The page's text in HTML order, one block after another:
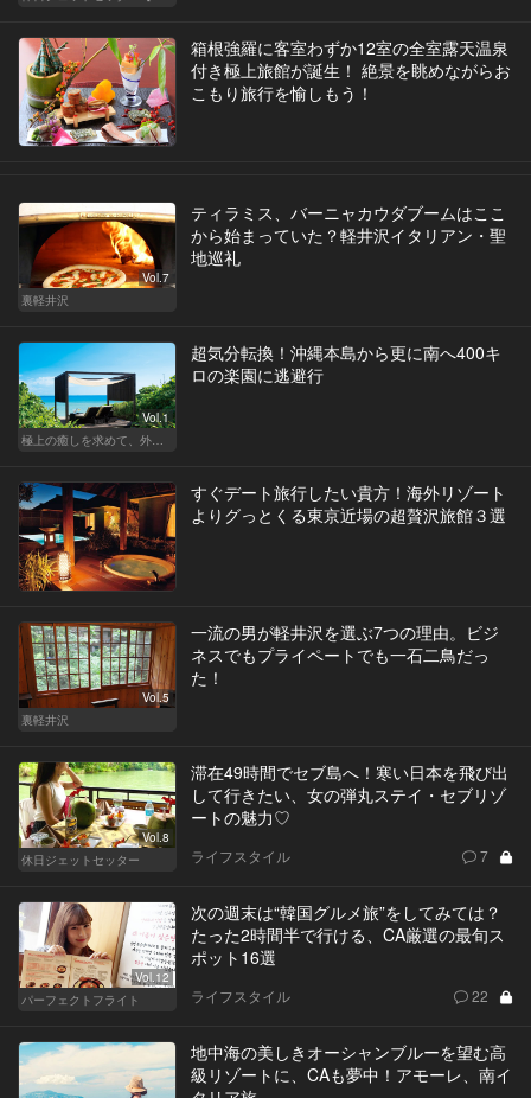
箱根強羅に客室わずか12室の全室露天温泉
付き極上旅館が誕生！ 絶景を眺めながらお
こもり旅行を愉しもう！
Vol.7
裏軽井沢
ティラミス、バーニャカウダブームはここ
から始まっていた？軽井沢イタリアン・聖
地巡礼
Vol.1
超気分転換！沖縄本島から更に南へ400キ
ロの楽園に逃避行
すぐデート旅行したい貴方！海外リゾート
よりグっとくる東京近場の超贅沢旅館３選
Vol.5
裏軽井沢
一流の男が軽井沢を選ぶ7つの理由。ビジ
ネスでもプライペートでも一石二鳥だっ
た！
Vol.8
休日ジェットセッター
滞在49時間でセブ島へ！寒い日本を飛び出
して行きたい、女の弾丸ステイ・セブリゾ
ートの魅力♡
ライフスタイル 7
Vol.12
パーフェクトフライト
次の週末は“韓国グルメ旅”をしてみては？
たった2時間半で行ける、CA厳選の最旬ス
ポット16選
ライフスタイル 22
地中海の美しきオーシャンブルーを望む高
級リゾートに、CAも夢中！アモーレ、南イ